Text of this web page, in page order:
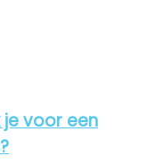
voor een